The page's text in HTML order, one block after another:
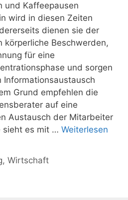
und Kaffeepausen
wird in diesen Zeiten
dienen sie der
körperliche Beschwerden,
für eine
und sorgen
Grund empfehlen die
auf eine
Austausch der Mitarbeiter
sieht es mit … Weiterlesen
,Wirtschaft